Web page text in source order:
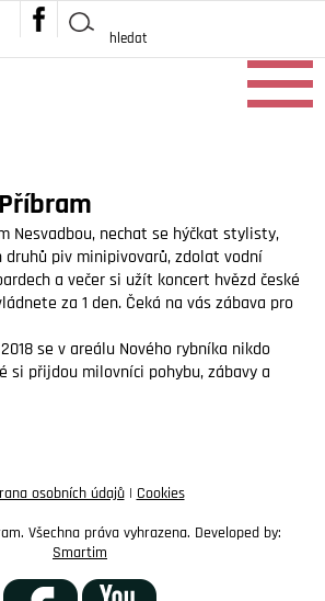
Nesvadbou, nechat se hýčkat stylisty,
druhů piv minipivovarů, zdolat vodní
a večer si užít koncert hvězd české
za 1 den. Čeká na vás zábava pro
se v areálu Nového rybníka nikdo
si přijdou milovníci pohybu, zábavy a
osobních údajů| Cookies
Všechna práva vyhrazena. Developed by:
Smartim